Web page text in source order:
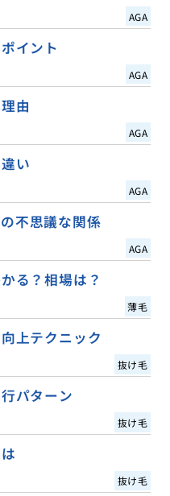
AGA
イント
AGA
由
AGA
い
AGA
不思議な関係
AGA
る？相場は？
薄毛
上テクニック
抜け毛
パターン
抜け毛
抜け毛